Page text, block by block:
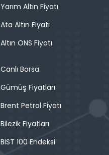
Yarım Altın Fiyatı
Ata Altın Fiyatı
Altın ONS Fiyatı
Canlı Borsa
Gümüş Fiyatları
Brent Petrol Fiyatı
Bilezik Fiyatları
BIST 100 Endeksi